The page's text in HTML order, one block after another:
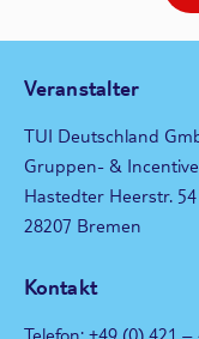
Veranstalter
TUI Deutschland
Gruppen- &
Hastedter Heerstr. 54
28207 Bremen
Kontakt
Telefon: +49 (0) 421 –